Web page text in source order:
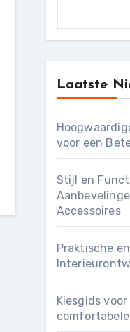
Laatste
voor een
Stijl en
Accessoires
Praktische
Kiesgids